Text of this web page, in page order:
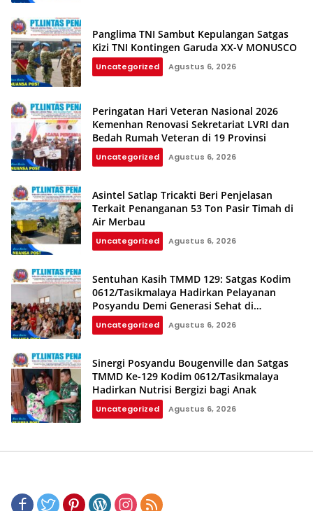
Panglima TNI Sambut Kepulangan Satgas
Kizi TNI Kontingen Garuda XX-V MONUSCO
Uncategorized Agustus 6, 2026
Peringatan Hari Veteran Nasional 2026
Kemenhan Renovasi Sekretariat LVRI dan
Bedah Rumah Veteran di 19 Provinsi
Uncategorized Agustus 6, 2026
Asintel Satlap Tricakti Beri Penjelasan
Terkait Penanganan 53 Ton Pasir Timah di
Air Merbau
Uncategorized Agustus 6, 2026
Sentuhan Kasih TMMD 129: Satgas Kodim
0612/Tasikmalaya Hadirkan Pelayanan
Posyandu Demi Generasi Sehat di
Parungponteng
Uncategorized Agustus 6, 2026
Sinergi Posyandu Bougenville dan Satgas
TMMD Ke-129 Kodim 0612/Tasikmalaya
Hadirkan Nutrisi Bergizi bagi Anak
Uncategorized Agustus 6, 2026